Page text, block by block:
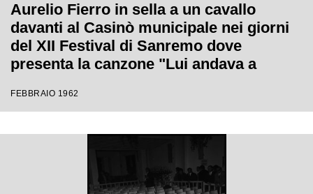
Aurelio Fierro in sella a un cavallo
davanti al Casinò municipale nei giorni
del XII Festival di Sanremo dove
presenta la canzone "Lui andava a
FEBBRAIO 1962